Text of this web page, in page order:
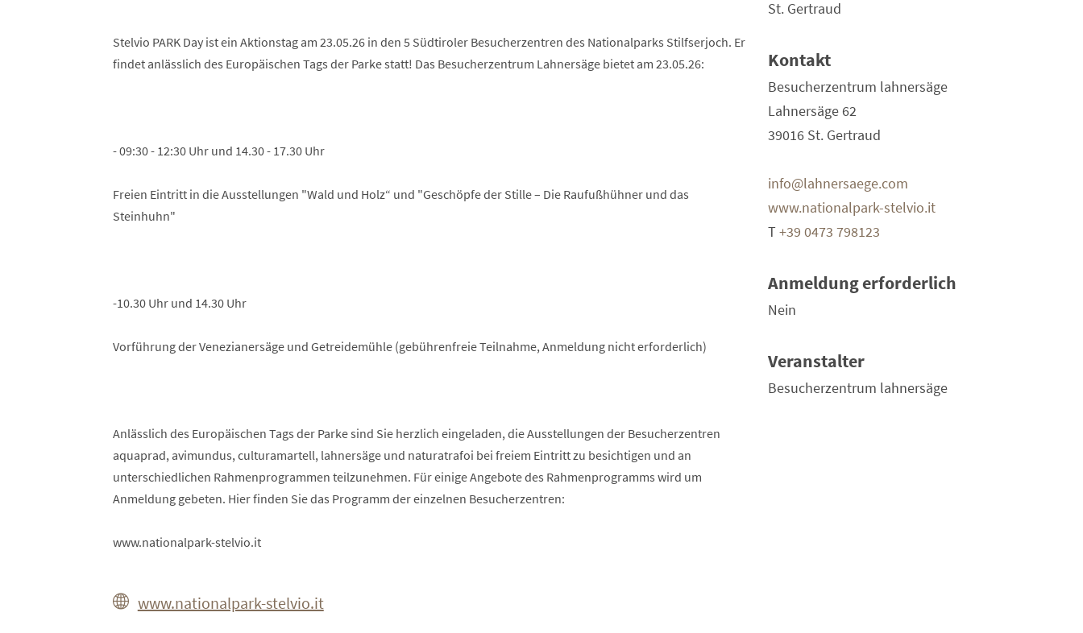
Stelvio PARK Day ist ein Aktionstag am 23.05.26 in den 5 Südtiroler Besucherzentren des Nationalparks Stilfserjoch. Er
findet anlässlich des Europäischen Tags der Parke statt! Das Besucherzentrum Lahnersäge bietet am 23.05.26:
- 09:30 - 12:30 Uhr und 14.30 - 17.30 Uhr
Freien Eintritt in die Ausstellungen "Wald und Holz“ und "Geschöpfe der Stille – Die Raufußhühner und das
Steinhuhn"
-10.30 Uhr und 14.30 Uhr
Vorführung der Venezianersäge und Getreidemühle (gebührenfreie Teilnahme, Anmeldung nicht erforderlich)
Anlässlich des Europäischen Tags der Parke sind Sie herzlich eingeladen, die Ausstellungen der Besucherzentren
aquaprad, avimundus, culturamartell, lahnersäge und naturatrafoi bei freiem Eintritt zu besichtigen und an
unterschiedlichen Rahmenprogrammen teilzunehmen. Für einige Angebote des Rahmenprogramms wird um
Anmeldung gebeten. Hier finden Sie das Programm der einzelnen Besucherzentren:
www.nationalpark-stelvio.it
www.nationalpark-stelvio.it
St. Gertraud
Kontakt
Besucherzentrum lahnersäge
Lahnersäge 62
39016 St. Gertraud
info@lahnersaege.com
www.nationalpark-stelvio.it
T+39 0473 798123
Anmeldung erforderlich
Nein
Veranstalter
Besucherzentrum lahnersäge